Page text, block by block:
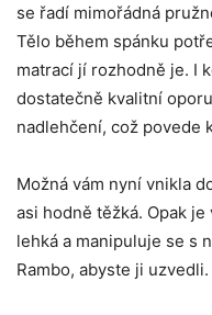
se řadí mimořádná
Tělo během spánku
matrací jí rozhodně je. I
dostatečně kvalitní
nadlehčení, což povede
Možná vám nyní vnikla
asi hodně těžká. Opak je
lehká a manipuluje se s
Rambo, abyste ji uzvedli.